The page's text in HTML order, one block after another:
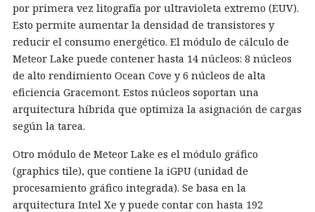
por primera vez litografía por ultravioleta extremo (EUV).
Esto permite aumentar la densidad de transistores y
reducir el consumo energético. El módulo de cálculo de
Meteor Lake puede contener hasta 14 núcleos: 8 núcleos
de alto rendimiento Ocean Cove y 6 núcleos de alta
eficiencia Gracemont. Estos núcleos soportan una
arquitectura híbrida que optimiza la asignación de cargas
según la tarea.
Otro módulo de Meteor Lake es el módulo gráfico
(graphics tile), que contiene la iGPU (unidad de
procesamiento gráfico integrada). Se basa en la
arquitectura Intel Xe y puede contar con hasta 192